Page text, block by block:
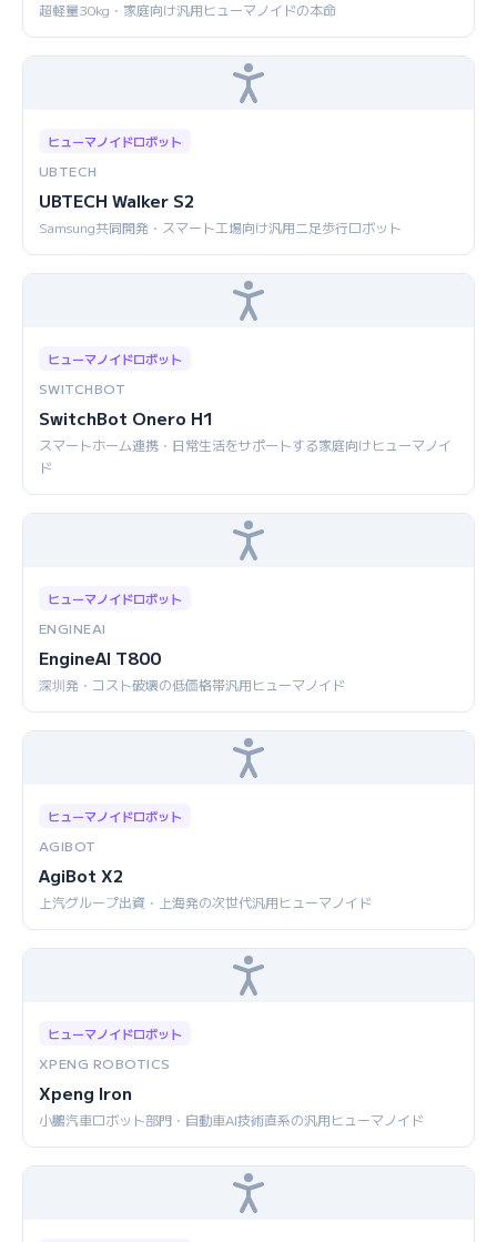
超軽量30kg・家庭向け汎用ヒューマノイドの本命
ヒューマノイドロボット
UBTECH
UBTECH Walker S2
Samsung共同開発・スマート工場向け汎用二足歩行ロボット
ヒューマノイドロボット
SWITCHBOT
SwitchBot Onero H1
スマートホーム連携・日常生活をサポートする家庭向けヒューマノイ
ド
ヒューマノイドロボット
ENGINEAI
EngineAI T800
深圳発・コスト破壊の低価格帯汎用ヒューマノイド
ヒューマノイドロボット
AGIBOT
AgiBot X2
上汽グループ出資・上海発の次世代汎用ヒューマノイド
ヒューマノイドロボット
XPENG ROBOTICS
Xpeng Iron
小鵬汽車ロボット部門・自動車AI技術直系の汎用ヒューマノイド